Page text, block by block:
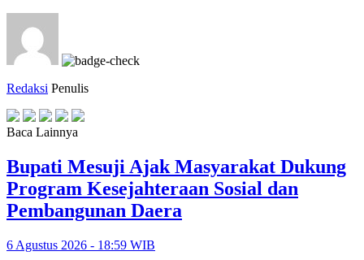
Redaksi Penulis
Baca Lainnya
Bupati Mesuji Ajak Masyarakat Dukung
Program Kesejahteraan Sosial dan
Pembangunan Daera
6 Agustus 2026 - 18:59 WIB